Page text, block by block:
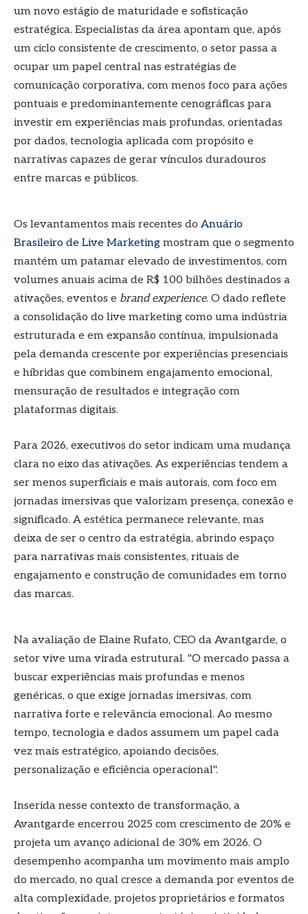
um novo estágio de maturidade e sofisticação
estratégica. Especialistas da área apontam que, após
um ciclo consistente de crescimento, o setor passa a
ocupar um papel central nas estratégias de
comunicação corporativa, com menos foco para ações
pontuais e predominantemente cenográficas para
investir em experiências mais profundas, orientadas
por dados, tecnologia aplicada com propósito e
narrativas capazes de gerar vínculos duradouros
entre marcas e públicos.
Os levantamentos mais recentes do Anuário
Brasileiro de Live Marketing mostram que o segmento
mantém um patamar elevado de investimentos, com
volumes anuais acima de R$ 100 bilhões destinados a
ativações, eventos e brand experience. O dado reflete
a consolidação do live marketing como uma indústria
estruturada e em expansão contínua, impulsionada
pela demanda crescente por experiências presenciais
e híbridas que combinem engajamento emocional,
mensuração de resultados e integração com
plataformas digitais.
Para 2026, executivos do setor indicam uma mudança
clara no eixo das ativações. As experiências tendem a
ser menos superficiais e mais autorais, com foco em
jornadas imersivas que valorizam presença, conexão e
significado. A estética permanece relevante, mas
deixa de ser o centro da estratégia, abrindo espaço
para narrativas mais consistentes, rituais de
engajamento e construção de comunidades em torno
das marcas.
Na avaliação de Elaine Rufato, CEO da Avantgarde, o
setor vive uma virada estrutural. "O mercado passa a
buscar experiências mais profundas e menos
genéricas, o que exige jornadas imersivas, com
narrativa forte e relevância emocional. Ao mesmo
tempo, tecnologia e dados assumem um papel cada
vez mais estratégico, apoiando decisões,
personalização e eficiência operacional".
Inserida nesse contexto de transformação, a
Avantgarde encerrou 2025 com crescimento de 20% e
projeta um avanço adicional de 30% em 2026. O
desempenho acompanha um movimento mais amplo
do mercado, no qual cresce a demanda por eventos de
alta complexidade, projetos proprietários e formatos